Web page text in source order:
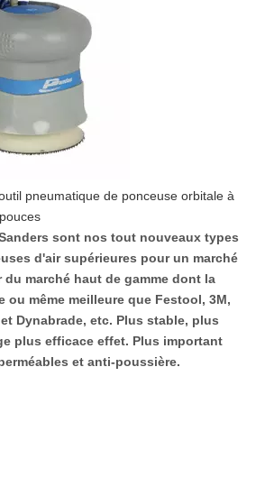
pneumatique de ponceuse orbitale à
sont nos tout nouveaux types
d'air supérieures pour un marché
du marché haut de gamme dont la
ou même meilleure que Festool, 3M,
Dynabrade, etc. Plus stable, plus
plus efficace effet. Plus important
et anti-poussière.